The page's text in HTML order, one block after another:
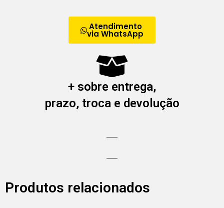
Atendimento
via WhatsApp
+ sobre entrega,
prazo, troca e devolução
Produtos relacionados